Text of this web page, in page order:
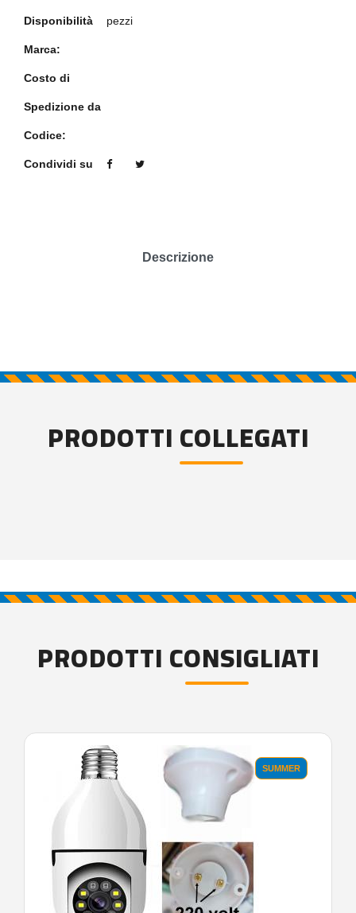
Disponibilità pezzi
Marca:
Costo di
Spedizione da
Codice:
Condividi su
Descrizione
PRODOTTI COLLEGATI
PRODOTTI CONSIGLIATI
SUMMER